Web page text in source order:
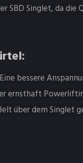
SBD Singlet, da
bessere
ernsthaft
über dem Singlet